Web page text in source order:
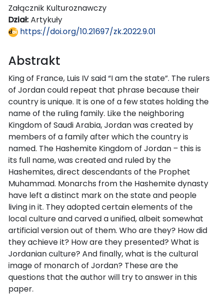
Załącznik Kulturoznawczy
Dział:Artykuły
https://doi.org/10.21697/zk.2022.9.01
Abstrakt
King of France, Luis IV said “I am the state”. The rulers
of Jordan could repeat that phrase because their
country is unique. It is one of a few states holding the
name of the ruling family. Like the neighboring
Kingdom of Saudi Arabia, Jordan was created by
members of a family after which the country is
named. The Hashemite Kingdom of Jordan – this is
its full name, was created and ruled by the
Hashemites, direct descendants of the Prophet
Muhammad. Monarchs from the Hashemite dynasty
have left a distinct mark on the state and people
living in it. They adopted certain elements of the
local culture and carved a unified, albeit somewhat
artificial version out of them. Who are they? How did
they achieve it? How are they presented? What is
Jordanian culture? And finally, what is the cultural
image of monarch of Jordan? These are the
questions that the author will try to answer in this
paper.